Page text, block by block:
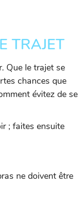
TRAJET
Que le trajet se
chances que
évitez de se
; faites ensuite
ne doivent être